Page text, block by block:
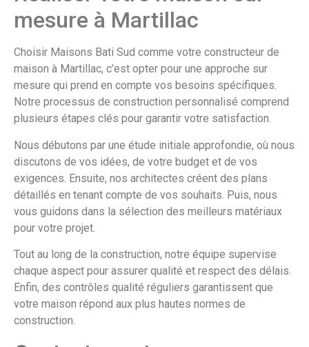
mesure à Martillac
Choisir Maisons Bati Sud comme votre constructeur de
maison à Martillac, c’est opter pour une approche sur
mesure qui prend en compte vos besoins spécifiques.
Notre processus de construction personnalisé comprend
plusieurs étapes clés pour garantir votre satisfaction.
Nous débutons par une étude initiale approfondie, où nous
discutons de vos idées, de votre budget et de vos
exigences. Ensuite, nos architectes créent des plans
détaillés en tenant compte de vos souhaits. Puis, nous
vous guidons dans la sélection des meilleurs matériaux
pour votre projet.
Tout au long de la construction, notre équipe supervise
chaque aspect pour assurer qualité et respect des délais.
Enfin, des contrôles qualité réguliers garantissent que
votre maison répond aux plus hautes normes de
construction.